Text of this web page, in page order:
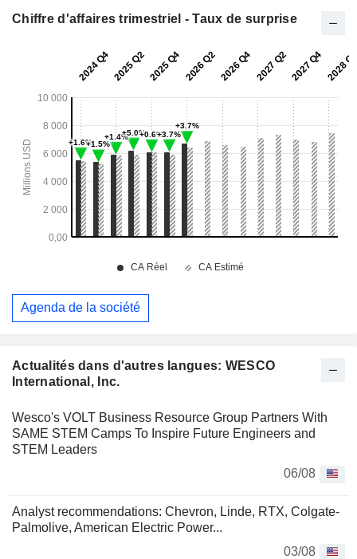
Actualités dans d'autres langues: WESCO
International, Inc.
Wesco's VOLT Business Resource Group Partners With
SAME STEM Camps To Inspire Future Engineers and
STEM Leaders
06/08
Analyst recommendations: Chevron, Linde, RTX, Colgate-
Palmolive, American Electric Power...
03/08
Chiffre d'affaires trimestriel - Taux de surprise
Agenda de la société